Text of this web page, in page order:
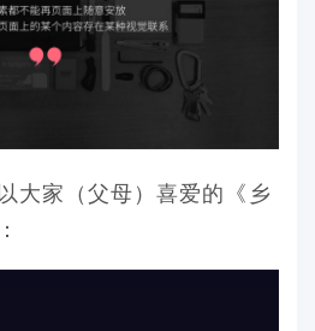
大家（父母）喜爱的《乡